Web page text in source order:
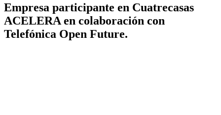
Empresa participante en Cuatrecasas
ACELERA en colaboración con
Telefónica Open Future.